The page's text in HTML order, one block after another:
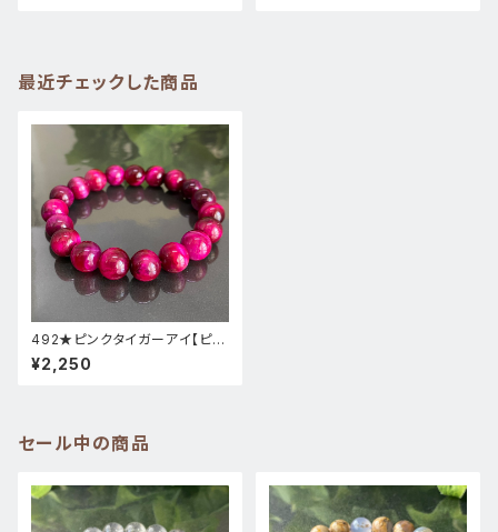
最近チェックした商品
492★ピンクタイガーアイ【ピン
クキャッツアイが綺麗】★天然石
パワーストーンブレスレット新品
¥2,250
セール中の商品